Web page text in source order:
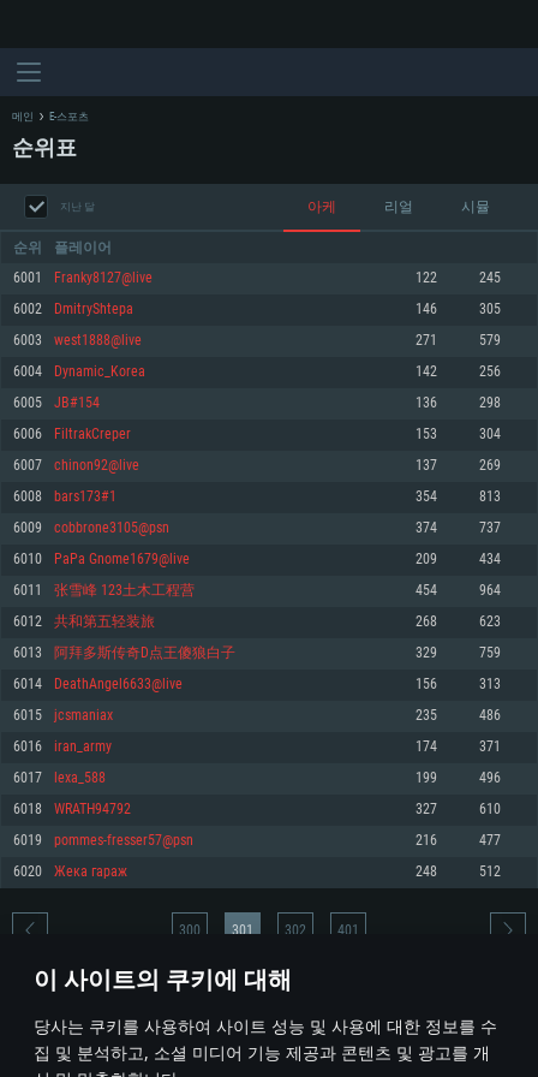
이 사이트의 쿠키에 대해
당사는 쿠키를 사용하여 사이트 성능 및 사용에 대한 정보를 수
집 및 분석하고, 소셜 미디어 기능 제공과 콘텐츠 및 광고를 개
최소사양
운영체제: Windows 10 (64 bit)
프로세서: 2.2 GHz 듀얼코어 이상
메모리: 4GB
그래픽 카드: DirectX 11 이상을 지원하는 AMD Radeon 77XX / NVIDIA
GeForce GT 660. 최소 사양 해상도: 720p
네트워크: 브로드밴드 인터넷
여유 저장 공간: 22.1 GB (최소 클라이언트)
권장 사양
570 혹은 그 이상
여유 저장 공간: 62.2 GB (전체 클라이언트)
최소사양
운영체제: Mac OS Big Sur 11.0
프로세서: 최소 2.2 GHz의 Core i5 (Intel Xeon 은 지원하지 않습니다)
메모리: 6 GB
그래픽 카드: Metal 을 지원하는 Intel Iris Pro 5200 (Mac), 혹은 이와 비슷한 성
능을 가지는 Mac 버전의 AMD/Nvidia. 최소 해상도: 720p
네트워크: 브로드밴드 인터넷
여유 저장 공간: 22.1 GB (최소 클라이언트)
권장 사양
네트워크: 브로드밴드 인터넷
여유 저장 공간: 62.2 GB (전체 클라이언트)
최소사양
운영체제: 64bit Linux 중 최신 버전
프로세서: 2.4 GHz 듀얼코어
메모리: 4 GB
그래픽 카드: Vulkan 을 지원하고, 최신 그래픽 드라이버를 지원하는 NVIDIA
660 (6개월 미만) 혹은 그와 동급의 성능을 가지며 최신 그래픽 드라이버를 지
원하는 AMD (6개월 미만; 최소사양 지원 해상도 720p)
네트워크: 브로드밴드 인터넷
여유 저장 공간: 22.1 GB (최소 클라이언트)
권장 사양
운영체제: Ubuntu 20.04 64bit
프로세서: Intel Core i7
메모리: 16 GB
그래픽 카드: Vulkan 을 지원하고, 최신 그래픽 드라이버를 지원하는 NVIDIA
1060 (6개월 미만) 혹은 그와 동급의 성능을 가지며 최신 그래픽 드라이버를
지원하는 AMD RX 570 (6개월 미만; 최소사양 지원 해상도 720p) 이상
여유 저장 공간: 62.2 GB (전체 클라이언트)
메인 E-스포츠
순위표
지난 달 아케 리얼 시뮬
순위 플레이어
6001 Franky8127@live 122 245
6002 DmitryShtepa 146 305
6003 west1888@live 271 579
6004 Dynamic_Korea 142 256
6005 JB#154 136 298
6006 FiltrakCreper 153 304
6007 chinon92@live 137 269
6008 bars173#1 354 813
6009 cobbrone3105@psn 374 737
6010 PaPa Gnome1679@live 209 434
6011 张雪峰 123土木工程营 454 964
6012 共和第五轻装旅 268 623
6013 阿拜多斯传奇D点王傻狼白子 329 759
6014 DeathAngel6633@live 156 313
6015 jcsmaniax 235 486
6016 iran_army 174 371
6017 lexa_588 199 496
6018 WRATH94792 327 610
6019 pommes-fresser57@psn 216 477
6020 Жека гараж 248 512
* 순위표는 매일 1회 갱신됩니다
300 301 302 401